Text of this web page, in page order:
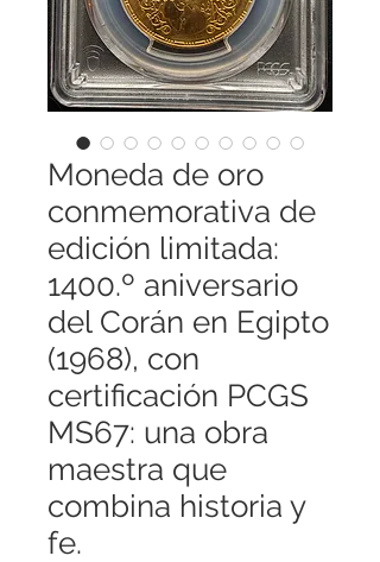
Moneda de oro
conmemorativa de
edición limitada:
1400.º aniversario
del Corán en Egipto
(1968), con
certificación PCGS
MS67: una obra
maestra que
combina historia y
fe.